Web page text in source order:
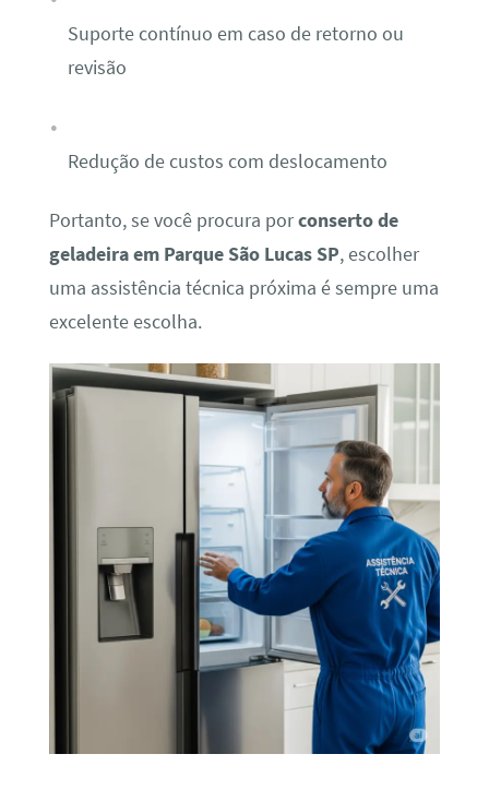
Suporte contínuo em caso de retorno ou
revisão
Redução de custos com deslocamento
Portanto, se você procura porconserto de
geladeira em Parque São Lucas SP, escolher
uma assistência técnica próxima é sempre uma
excelente escolha.